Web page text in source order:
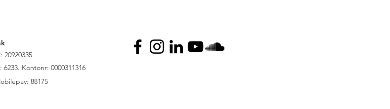
20920335
6233. Kontonr: 0000311316
88175